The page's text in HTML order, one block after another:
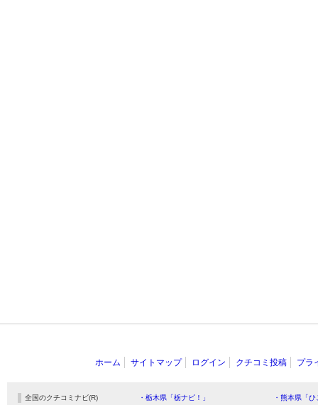
ホーム サイトマップ ログイン クチコミ投稿 プラ
全国のクチコミナビ(R) ・栃木県「栃ナビ！」 ・熊本県「